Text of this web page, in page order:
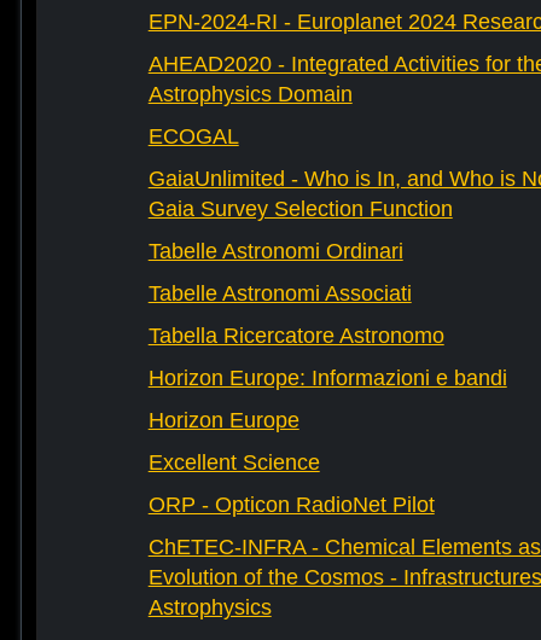
EPN-2024-RI - Europlanet 2024
AHEAD2020 - Integrated Activities for
Astrophysics Domain
ECOGAL
GaiaUnlimited - Who is In, and Who is
Gaia Survey Selection Function
Tabelle Astronomi Ordinari
Tabelle Astronomi Associati
Tabella Ricercatore Astronomo
Horizon Europe: Informazioni e bandi
Horizon Europe
Excellent Science
ORP - Opticon RadioNet Pilot
ChETEC-INFRA - Chemical Elements
Evolution of the Cosmos -
Astrophysics